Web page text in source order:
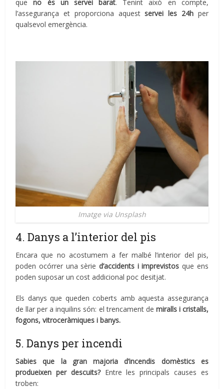
queno és un servei barat. Tenint això en compte,
l’assegurança et proporciona aquestservei les 24h per
qualsevol emergència.
Imatge via Unsplash
4. Danys a l’interior del pis
Encara que no acostumem a fer malbé l’interior del pis,
poden ocórrer una sèrie d’accidents i imprevistos que ens
poden suposar un cost addicional poc desitjat.
Els danys que queden coberts amb aquesta assegurança
de llar per a inquilins són: el trencament de miralls i cristalls,
fogons, vitroceràmiques i banys.
5. Danys per incendi
Sabies que la gran majoria d’incendis domèstics es
produeixen per descuits?Entre les principals causes es
troben: